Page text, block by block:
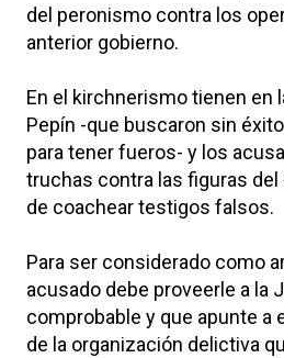
del peronismo contra los
anterior gobierno.
En el kirchnerismo tienen en
Pepín -que buscaron sin
para tener fueros- y los
truchas contra las figuras del
de coachear testigos falsos.
Para ser considerado como
acusado debe proveerle a la
comprobable y que apunte a
de la organización delictiva